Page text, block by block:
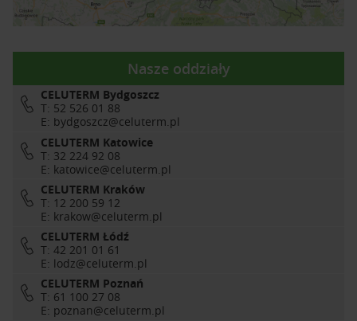
Nasze oddziały
CELUTERM Bydgoszcz
T: 52 526 01 88
E: bydgoszcz@celuterm.pl
CELUTERM Katowice
T: 32 224 92 08
E: katowice@celuterm.pl
CELUTERM Kraków
T: 12 200 59 12
E: krakow@celuterm.pl
CELUTERM Łódź
T: 42 201 01 61
E: lodz@celuterm.pl
CELUTERM Poznań
T: 61 100 27 08
E: poznan@celuterm.pl